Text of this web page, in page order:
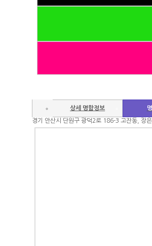
상세 명함정보
경기 안산시 단원구 광덕2로 186-3 고잔동, 장